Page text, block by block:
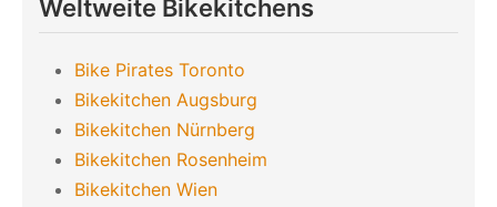
Weltweite Bikekitchens
Bike Pirates Toronto
Bikekitchen Augsburg
Bikekitchen Nürnberg
Bikekitchen Rosenheim
Bikekitchen Wien